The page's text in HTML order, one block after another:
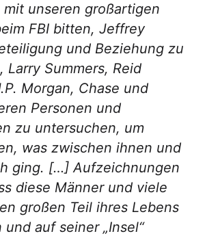
mit unseren großartigen
FBI bitten, Jeffrey
und Beziehung zu
Larry Summers, Reid
Morgan, Chase und
Personen und
zu untersuchen, um
was zwischen ihnen und
ging. […] Aufzeichnungen
diese Männer und viele
großen Teil ihres Lebens
und auf seiner „Insel“